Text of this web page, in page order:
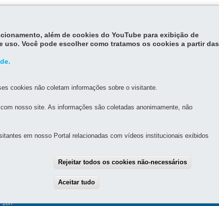
7304/2021.
METROPOLITANA SUL
18h
além de cookies do YouTube para exibição de
Você pode escolher como tratamos os cookies a partir das
cookies não coletam informações sobre o visitante.
nosso site. As informações são coletadas anonimamente, não
em nosso Portal relacionadas com vídeos institucionais exibidos
Rejeitar todos os cookies não-necessários
Aceitar tudo